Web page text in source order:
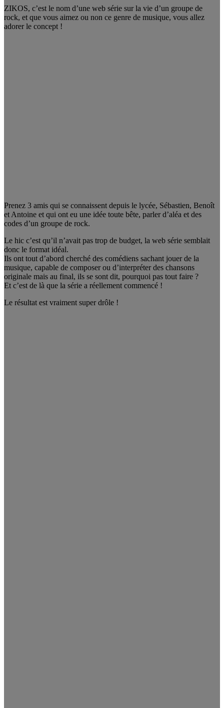
ZIKOS, c’est le nom d’une web série sur la vie d’un groupe de
rock, et que vous aimez ou non ce genre de musique, vous allez
adorer le concept !
Prenez 3 amis qui se connaissent depuis le lycée, Sébastien, Benoît
et Antoine et qui ont eu une idée toute bête, parler d’aléa et des
codes d’un groupe de rock.
Le hic c’est qu’il n’avait pas trop de budget, la web série semblait
donc le format idéal.
Ils ont tout d’abord cherché des comédiens sachant jouer de la
musique, capable de composer ou d’interpréter des chansons
originale mais au final, ils se sont dit, pourquoi pas tout faire ?
Et c’est de là que la série a réellement commencé !
Le résultat est vraiment super drôle !